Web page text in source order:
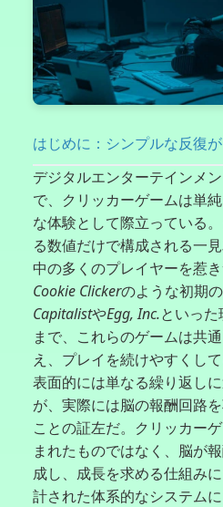
はじめに：シンプルな反復
デジタルエンターテインメ
で、クリッカーゲームは単
な体験として際立っている
る数値だけで構成される一
中の多くのプレイヤーを惹き
Cookie Clickerのような初期
CapitalistやEgg, Inc.といっ
まで、これらのゲームは共
え、プレイを続けやすくして
表面的には単なる繰り返し
が、実際には脳の報酬回路
ことの証左だ。クリッカー
まれたものではなく、脳が
成し、成長を求める仕組み
計された体系的なシステム